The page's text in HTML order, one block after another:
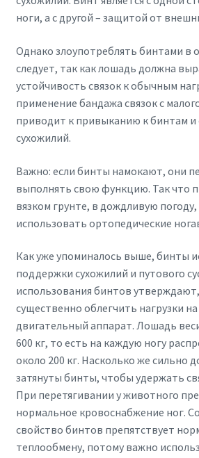
ноги, а с другой – защитой от
Однако злоупотреблять бинтами в
следует, так как лошадь должна
устойчивость связок к обычным
применение бандажа связок с
приводит к привыканию к бинтам и
сухожилий.
Важно: если бинты намокают, они
выполнять свою функцию. Так что
вязком грунте, в дождливую
использовать ортопедические
Как уже упоминалось выше, бинты
поддержки сухожилий и путового
использования бинтов
существенно облегчить нагрузки
двигательный аппарат. Лошадь
600 кг, то есть на каждую ногу
около 200 кг. Насколько же сильно
затянуты бинты, чтобы удержать
При перетягивании у животного
нормальное кровоснабжение ног.
свойство бинтов препятствует
теплообмену, потому важно